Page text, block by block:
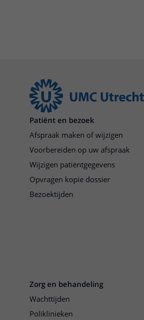
Patiënt en bezoek
Afspraak maken of wijzigen
Voorbereiden op uw afspraak
Wijzigen patiëntgegevens
Opvragen kopie dossier
Bezoektijden
Zorg en behandeling
Wachttijden
Poliklinieken